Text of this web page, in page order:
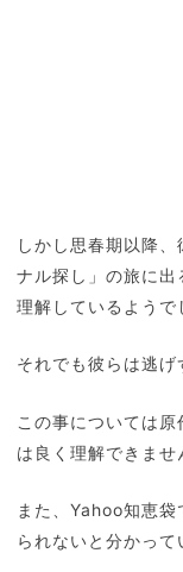
しかし思春期以降
ナル探し」の旅に出
理解しているようで
それでも彼らは逃げ
この事については
は良く理解できませ
また、Yahoo知恵
られないと分かって